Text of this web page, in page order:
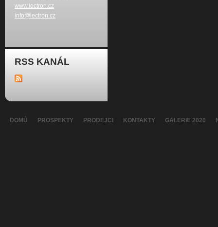
www.lectron.cz
info@lectron.cz
RSS KANÁL
DOMŮ PROSPEKTY PRODEJCI KONTAKTY GALERIE 2020